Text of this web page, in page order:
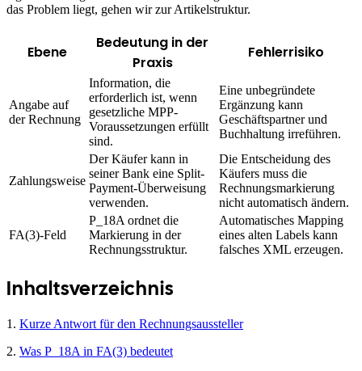
das Problem liegt, gehen wir zur Artikelstruktur.
Ebene
Bedeutung in der
Praxis
Fehlerrisiko
Angabe auf
der Rechnung
Information, die
erforderlich ist, wenn
gesetzliche MPP-
Voraussetzungen erfüllt
sind.
Eine unbegründete
Ergänzung kann
Geschäftspartner und
Buchhaltung irreführen.
Zahlungsweise
Der Käufer kann in
seiner Bank eine Split-
Payment-Überweisung
verwenden.
Die Entscheidung des
Käufers muss die
Rechnungsmarkierung
nicht automatisch ändern.
FA(3)-Feld
P_18A ordnet die
Markierung in der
Rechnungsstruktur.
Automatisches Mapping
eines alten Labels kann
falsches XML erzeugen.
Inhaltsverzeichnis
1. Kurze Antwort für den Rechnungsaussteller
2. Was P_18A in FA(3) bedeutet